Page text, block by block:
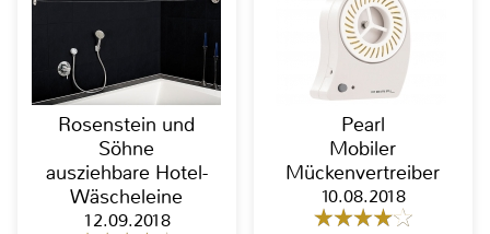
Rosenstein und
Söhne
ausziehbare Hotel-
Wäscheleine
12.09.2018
Pearl
Mobiler
Mückenvertreiber
10.08.2018